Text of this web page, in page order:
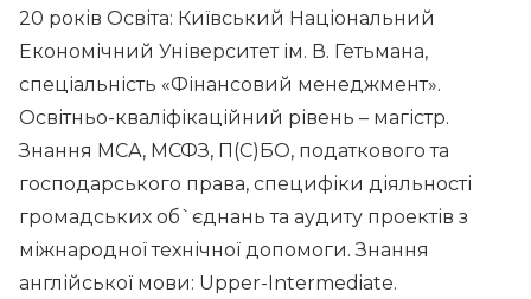
20 років Освіта: Київський Національний
Економічний Університет ім. В. Гетьмана,
спеціальність «Фінансовий менеджмент».
Освітньо-кваліфікаційний рівень – магістр.
Знання МСА, МСФЗ, П(С)БO, податкового та
господарського права, специфіки діяльності
громадських об`єднань та аудиту проектів з
міжнародної технічної допомоги. Знання
англійської мови: Upper-Intermediate.